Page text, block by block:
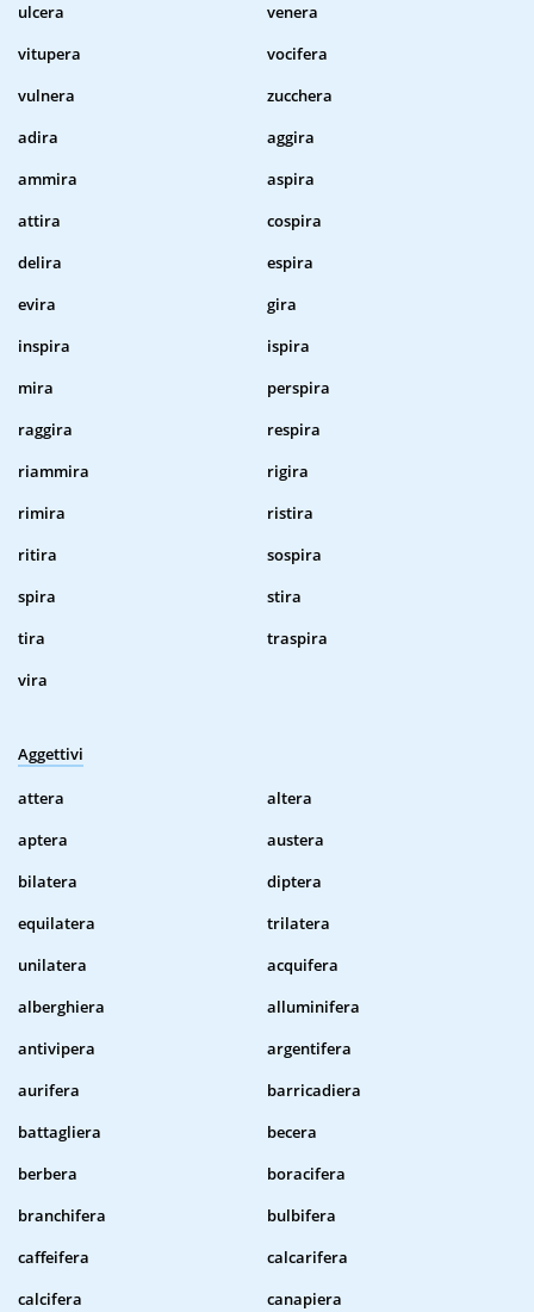
ulcera
venera
vitupera
vocifera
vulnera
zucchera
adira
aggira
ammira
aspira
attira
cospira
delira
espira
evira
gira
inspira
ispira
mira
perspira
raggira
respira
riammira
rigira
rimira
ristira
ritira
sospira
spira
stira
tira
traspira
vira
Aggettivi
attera
altera
aptera
austera
bilatera
diptera
equilatera
trilatera
unilatera
acquifera
alberghiera
alluminifera
antivipera
argentifera
aurifera
barricadiera
battagliera
becera
berbera
boracifera
branchifera
bulbifera
caffeifera
calcarifera
calcifera
canapiera